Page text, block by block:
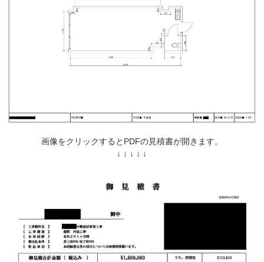
画像をクリックするとPDFの見積書が開きます。
↓ ↓ ↓ ↓ ↓